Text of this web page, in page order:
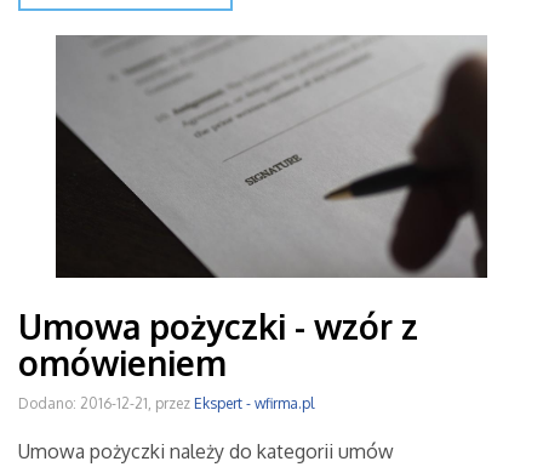
Umowa pożyczki - wzór z
omówieniem
Dodano: 2016-12-21, przez Ekspert - wfirma.pl
Umowa pożyczki należy do kategorii umów